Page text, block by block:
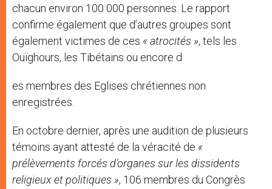
chacun environ 100 000 personnes. Le rapport
confirme également que d’autres groupes sont
également victimes de ces « atrocités », tels les
Ouïghours, les Tibétains ou encore d
es membres des Eglises chrétiennes non
enregistrées.
En octobre dernier, après une audition de plusieurs
témoins ayant attesté de la véracité de «
prélèvements forcés d’organes sur les dissidents
religieux et politiques », 106 membres du Congrès